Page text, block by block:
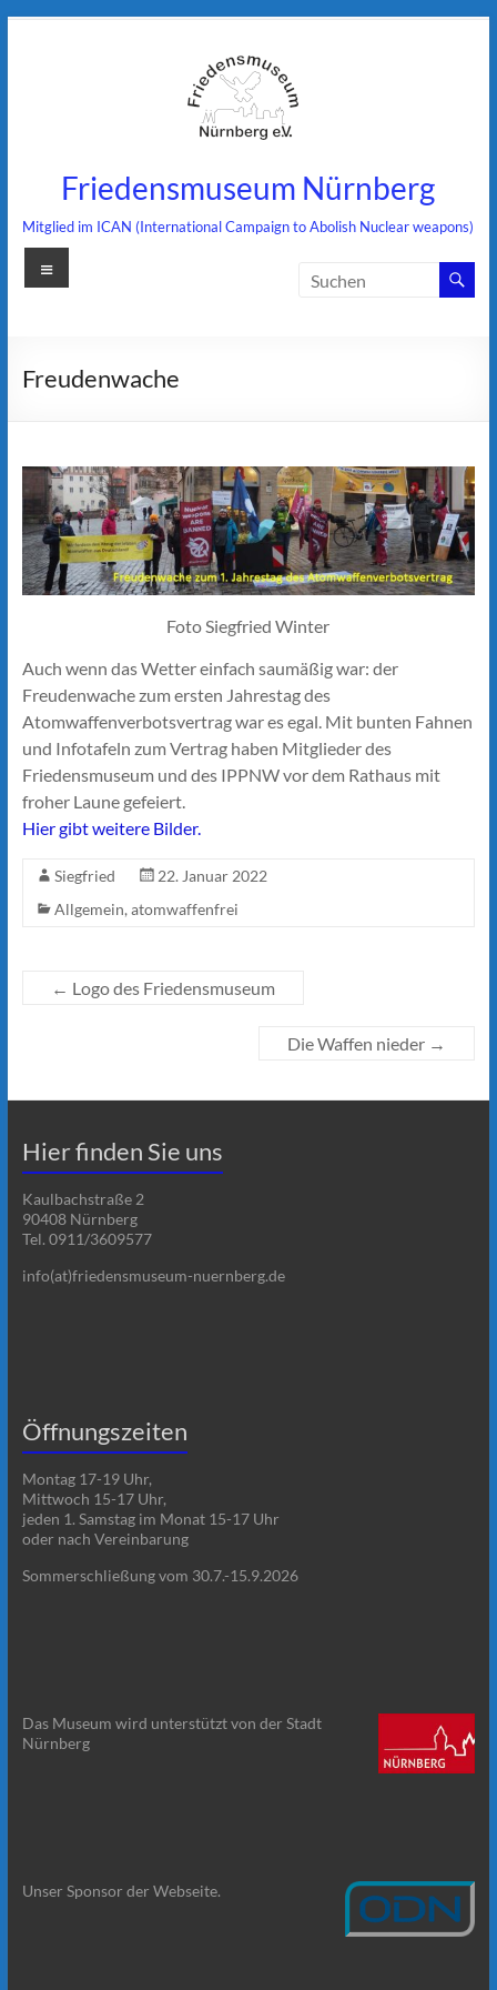
Friedensmuseum Nürnberg
Mitglied im ICAN (International Campaign to Abolish Nuclear weapons)
Menü
Freudenwache
Foto Siegfried Winter
Auch wenn das Wetter einfach saumäßig war: der
Freudenwache zum ersten Jahrestag des
Atomwaffenverbotsvertrag war es egal. Mit bunten Fahnen
und Infotafeln zum Vertrag haben Mitglieder des
Friedensmuseum und des IPPNW vor dem Rathaus mit
froher Laune gefeiert.
Hier gibt weitere Bilder.
Siegfried
22. Januar 2022
Allgemein, atomwaffenfrei
← Logo des Friedensmuseum
Die Waffen nieder →
Hier finden Sie uns
Kaulbachstraße 2
90408 Nürnberg
Tel. 0911/3609577
info(at)friedensmuseum-nuernberg.de
Öffnungszeiten
Montag 17-19 Uhr,
Mittwoch 15-17 Uhr,
jeden 1. Samstag im Monat 15-17 Uhr
oder nach Vereinbarung
Sommerschließung vom 30.7.-15.9.2026
Das Museum wird unterstützt von der Stadt
Nürnberg
Unser Sponsor der Webseite.